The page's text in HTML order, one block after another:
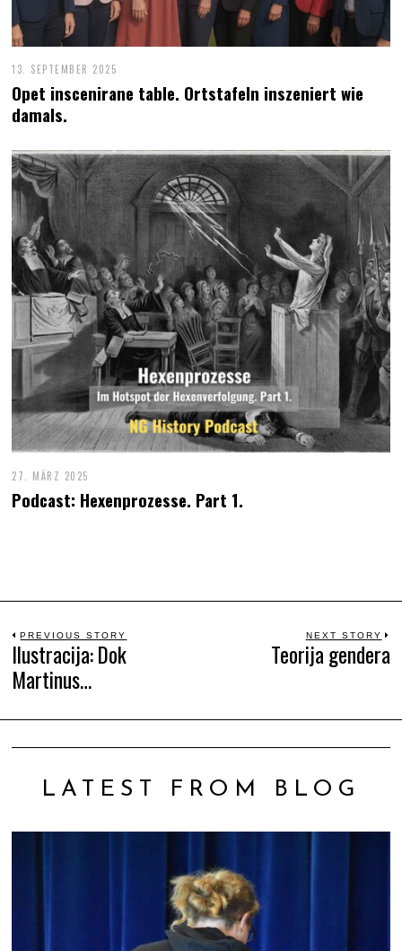
13. SEPTEMBER 2025
Opet inscenirane table. Ortstafeln inszeniert wie
damals.
27. MÄRZ 2025
Podcast: Hexenprozesse. Part 1.
Beitrags-
Navigation
PREVIOUS STORY
Previous
post:
Ilustracija: Dok
Martinus…
NEXT STORY
Teorija gendera
LATEST FROM BLOG